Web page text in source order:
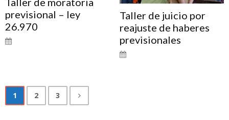
previsional – ley
26.970
Taller de juicio por
reajuste de haberes
previsionales
1 2 3